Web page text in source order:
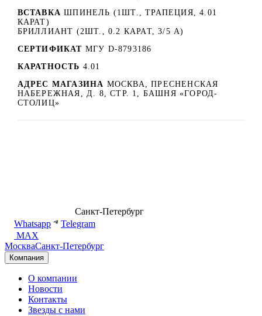
ВСТАВКА ШПИНЕЛЬ (1ШТ., ТРАПЕЦИЯ, 4.01
КАРАТ)
БРИЛЛИАНТ (2ШТ., 0.2 КАРАТ, 3/5 А)
СЕРТИФИКАТ МГУ D-8793186
КАРАТНОСТЬ 4.01
АДРЕС МАГАЗИНА МОСКВА, ПРЕСНЕНСКАЯ
НАБЕРЕЖНАЯ, Д. 8, СТР. 1, БАШНЯ «ГОРОД-
СТОЛИЦ»
Санкт-Петербург
Whatsapp
Telegram
MAX
МоскваСанкт-Петербург
Компания
О компании
Новости
Контакты
Звезды с нами